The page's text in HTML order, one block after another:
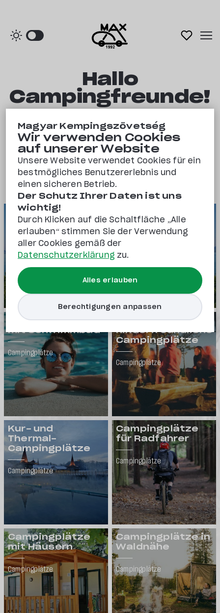
Magyar Kempingszövetség
Wir verwenden Cookies
auf unserer Website
Unsere Website verwendet Cookies für ein
bestmögliches Benutzererlebnis und
einen sicheren Betrieb.
Der Schutz Ihrer Daten ist uns
wichtig!
Durch Klicken auf die Schaltfläche „Alle
erlauben“ stimmen Sie der Verwendung
aller Cookies gemäß der
Datenschutzerklärung zu.
Alles erlauben
Berechtigungen anpassen
Hauptseite
Campingplätze
Über uns
Kontakt
Hallo
Campingfreunde!
Lust auf was Neues? Die besten Campingplätze Ungarns
Campingplätze
Campingplätze am Plattensee
Campingplätze
Kur- und
Thermal-
Campingplätze
Campingplätze
Campingplätze
mit Schwimmbad
Campingplätze
Campingplätze
für Radfahrer
Campingplätze
Familien- und
kinderfreundliche
Campingplätze
Campingplätze
Campingplätze
mit Häusern
Campingplätze
Campingplätze in
Waldnähe
Campingplätze